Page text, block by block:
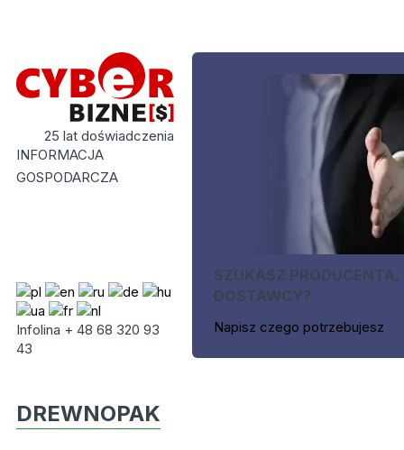
25 lat doświadczenia
INFORMACJA
GOSPODARCZA
Infolina + 48 68 320 93
43
SZUKASZ PRODUCENTA,
DOSTAWCY?
Napisz czego potrzebujesz
DREWNOPAK